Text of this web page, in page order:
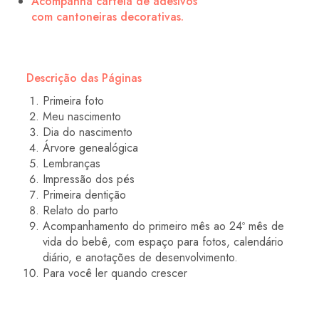
com cantoneiras decorativas.
Descrição das Páginas
Primeira foto
Meu nascimento
Dia do nascimento
Árvore genealógica
Lembranças
Impressão dos pés
Primeira dentição
Relato do parto
Acompanhamento do primeiro mês ao 24º mês de
vida do bebê, com espaço para fotos, calendário
diário, e anotações de desenvolvimento.
Para você ler quando crescer